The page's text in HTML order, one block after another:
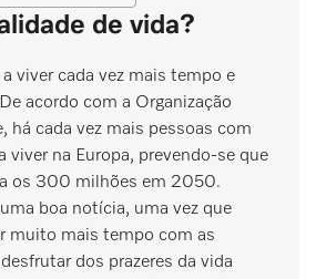
de vida?
viver cada vez mais tempo e
acordo com a Organização
há cada vez mais pessoas com
viver na Europa, prevendo-se que
os 300 milhões em 2050.
boa notícia, uma vez que
muito mais tempo com as
dos prazeres da vida